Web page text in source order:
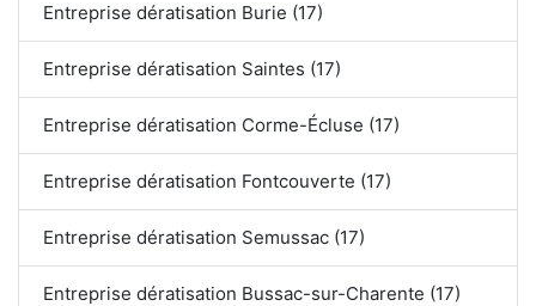
Entreprise dératisation Burie (17)
Entreprise dératisation Saintes (17)
Entreprise dératisation Corme-Écluse (17)
Entreprise dératisation Fontcouverte (17)
Entreprise dératisation Semussac (17)
Entreprise dératisation Bussac-sur-Charente (17)